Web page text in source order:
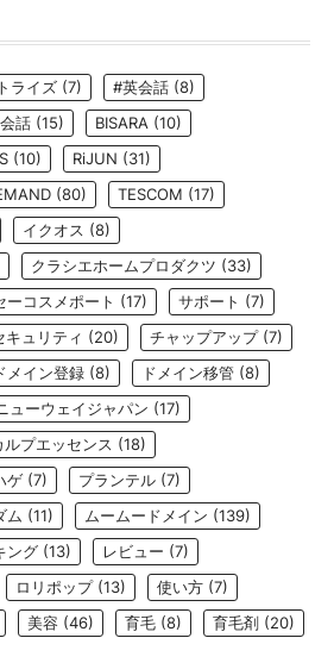
ライズ (7) #英会話 (8)
話 (15) BISARA (10)
(10) RiJUN (31)
(80) TESCOM (17)
イクオス (8)
クラシエホームプロダクツ (33)
ーコスメポート (17) サポート (7)
キュリティ (20) チャップアップ(7)
メイン登録 (8) ドメイン移管 (8)
ューウェイジャパン (17)
プエッセンス (18)
ゲ (7) プランテル (7)
ム (11) ムームードメイン (139)
ング (13) レビュー (7)
ロリポップ(13) 使い方 (7)
美容 (46) 育毛 (8) 育毛剤 (20)